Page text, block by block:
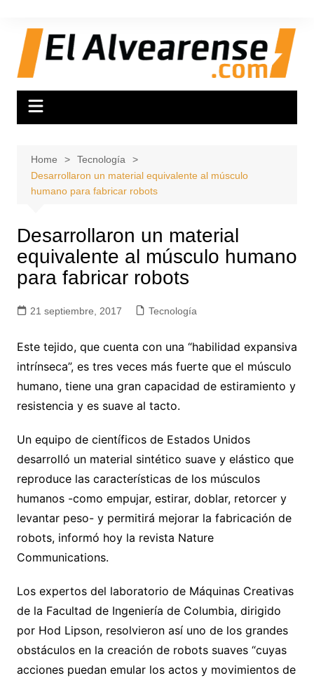
content
Home
Tecnología
Desarrollaron un material equivalente al músculo
humano para fabricar robots
Desarrollaron un material
equivalente al músculo humano
para fabricar robots
21 septiembre, 2017 Tecnología
Este tejido, que cuenta con una “habilidad expansiva
intrínseca”, es tres veces más fuerte que el músculo
humano, tiene una gran capacidad de estiramiento y
resistencia y es suave al tacto.
Un equipo de científicos de Estados Unidos
desarrolló un material sintético suave y elástico que
reproduce las características de los músculos
humanos -como empujar, estirar, doblar, retorcer y
levantar peso- y permitirá mejorar la fabricación de
robots, informó hoy la revista Nature
Communications.
Los expertos del laboratorio de Máquinas Creativas
de la Facultad de Ingeniería de Columbia, dirigido
por Hod Lipson, resolvieron así uno de los grandes
obstáculos en la creación de robots suaves “cuyas
acciones puedan emular los actos y movimientos de